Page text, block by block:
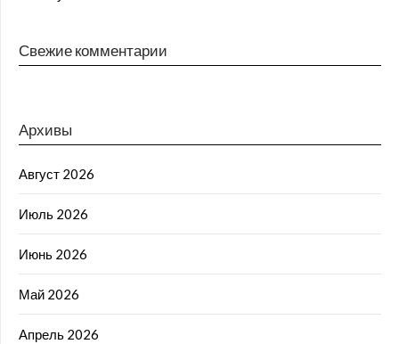
Свежие комментарии
Архивы
Август 2026
Июль 2026
Июнь 2026
Май 2026
Апрель 2026